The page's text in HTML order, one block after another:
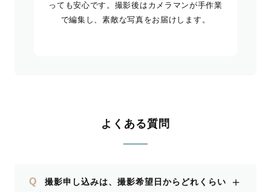
っても安心です。撮影後はカメラマンが手作業
で編集し、素敵な写真をお届けします。
よくある質問
Q
撮影申し込みは、撮影希望日からどれくらい
＋